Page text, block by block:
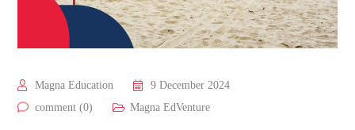
Magna Education
9 December 2024
comment (0)
Magna EdVenture